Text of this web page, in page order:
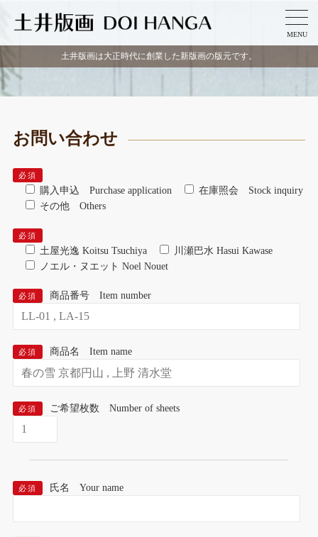
MENU
⼟井版画は⼤正時代に創業した新版画の版元です。
お問い合わせ
必須
購入申込 Purchase application
在庫照会 Stock inquiry
その他 Others
必須
土屋光逸 Koitsu Tsuchiya
川瀬巴水 Hasui Kawase
ノエル・ヌエット Noel Nouet
必須 商品番号 Item number
必須 商品名 Item name
必須 ご希望枚数 Number of sheets
必須 氏名 Your name